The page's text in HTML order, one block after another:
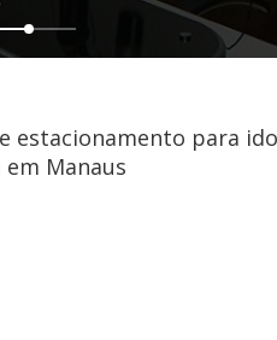
estacionamento para
Manaus